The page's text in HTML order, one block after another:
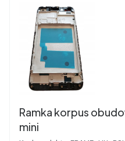
Ramka korpus
mini